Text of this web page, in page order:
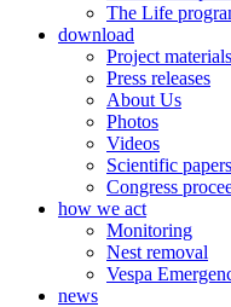
The Life
download
Project materials
Press releases
About Us
Photos
Videos
Scientific papers
Congress
how we act
Monitoring
Nest removal
Vespa
news